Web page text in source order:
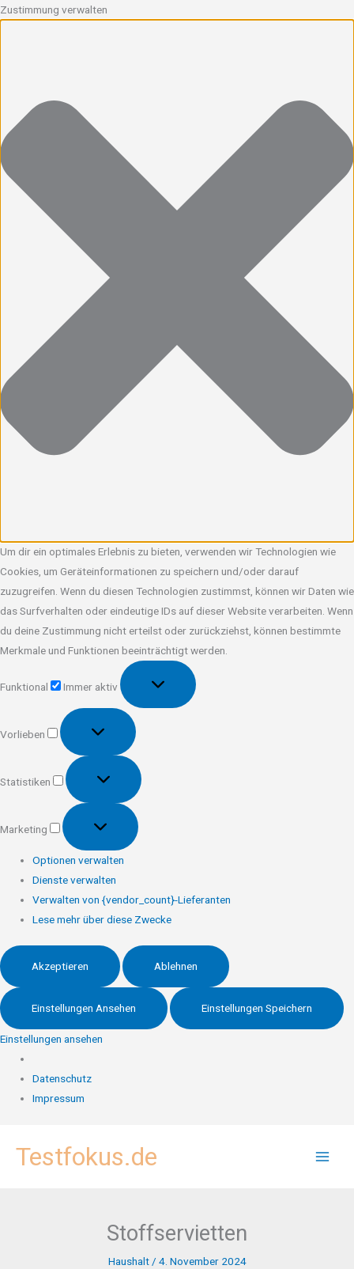
Zustimmung verwalten
Um dir ein optimales Erlebnis zu bieten, verwenden wir Technologien wie
Cookies, um Geräteinformationen zu speichern und/oder darauf
zuzugreifen. Wenn du diesen Technologien zustimmst, können wir Daten wie
das Surfverhalten oder eindeutige IDs auf dieser Website verarbeiten. Wenn
du deine Zustimmung nicht erteilst oder zurückziehst, können bestimmte
Merkmale und Funktionen beeinträchtigt werden.
Funktional
Immer aktiv
Vorlieben
Vorlieben
Statistiken
Statistiken
Marketing
Marketing
Optionen verwalten
Dienste verwalten
Verwalten von {vendor_count}-Lieferanten
Lese mehr über diese Zwecke
Akzeptieren Ablehnen
Einstellungen Ansehen Einstellungen Speichern
Einstellungen ansehen
Datenschutz
Impressum
InhaltTestfokus.de
Stoffservietten
Haushalt/ 4. November 2024